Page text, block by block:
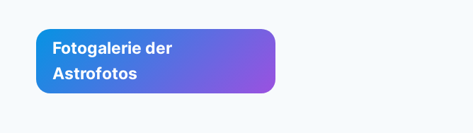
Fotogalerie der
Astrofotos